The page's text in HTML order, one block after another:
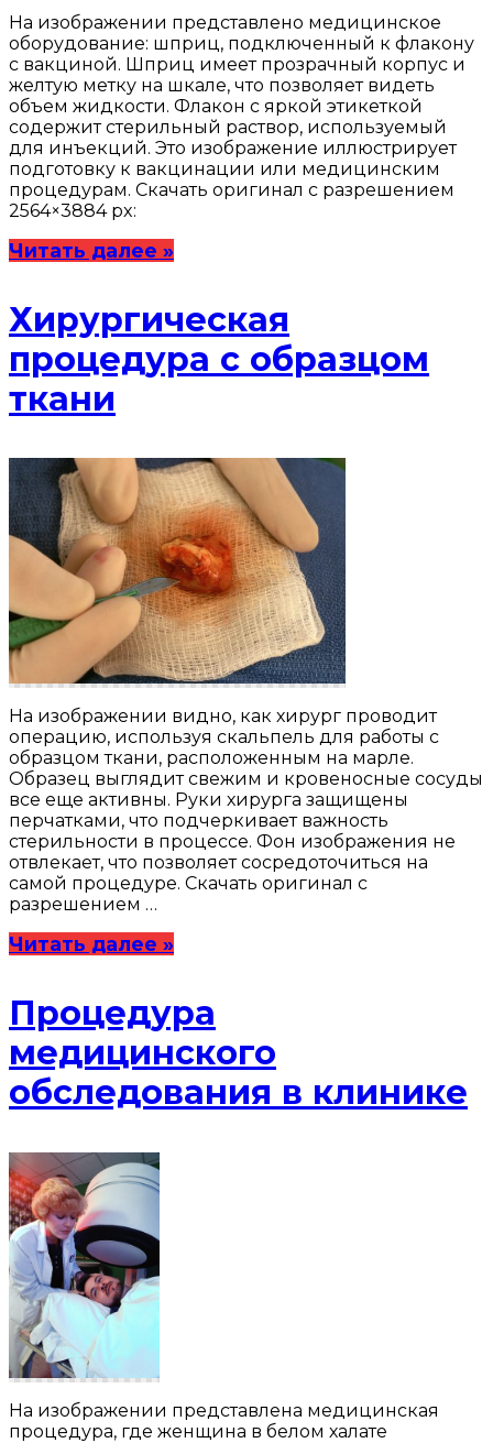
На изображении представлено медицинское
оборудование: шприц, подключенный к флакону
с вакциной. Шприц имеет прозрачный корпус и
желтую метку на шкале, что позволяет видеть
объем жидкости. Флакон с яркой этикеткой
содержит стерильный раствор, используемый
для инъекций. Это изображение иллюстрирует
подготовку к вакцинации или медицинским
процедурам. Скачать оригинал с разрешением
2564×3884 px:
Читать далее »
Хирургическая
процедура с образцом
ткани
На изображении видно, как хирург проводит
операцию, используя скальпель для работы с
образцом ткани, расположенным на марле.
Образец выглядит свежим и кровеносные сосуды
все еще активны. Руки хирурга защищены
перчатками, что подчеркивает важность
стерильности в процессе. Фон изображения не
отвлекает, что позволяет сосредоточиться на
самой процедуре. Скачать оригинал с
разрешением …
Читать далее »
Процедура
медицинского
обследования в клинике
На изображении представлена медицинская
процедура, где женщина в белом халате